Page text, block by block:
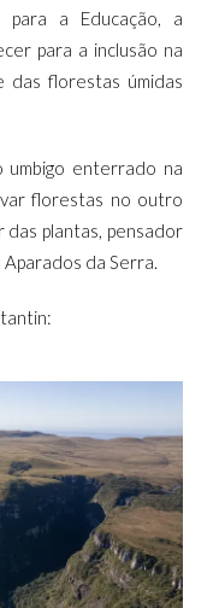
para a Educação, a
para a inclusão na
das florestas úmidas
umbigo enterrado na
florestas no outro
plantas, pensador
Aparados da Serra.